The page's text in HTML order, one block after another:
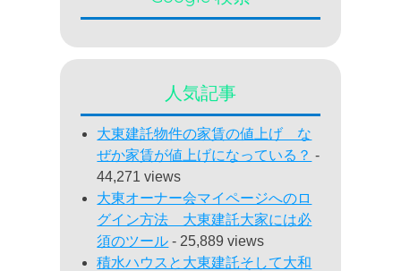
人気記事
大東建託物件の家賃の値上げ な
ぜか家賃が値上げになっている？ -
44,271 views
大東オーナー会マイページへのロ
グイン方法 大東建託大家には必
須のツール - 25,889 views
積水ハウスと大東建託そして大和